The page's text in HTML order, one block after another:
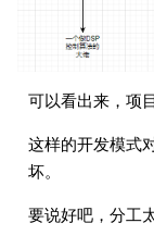
可以看出来，项
这样的开发模式
坏。
要说好吧，分工